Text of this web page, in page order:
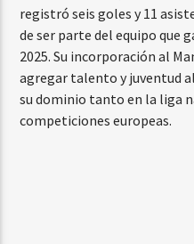
registró seis goles y 11
de ser parte del equipo que
2025. Su incorporación al
agregar talento y juventud
su dominio tanto en la liga
competiciones europeas.